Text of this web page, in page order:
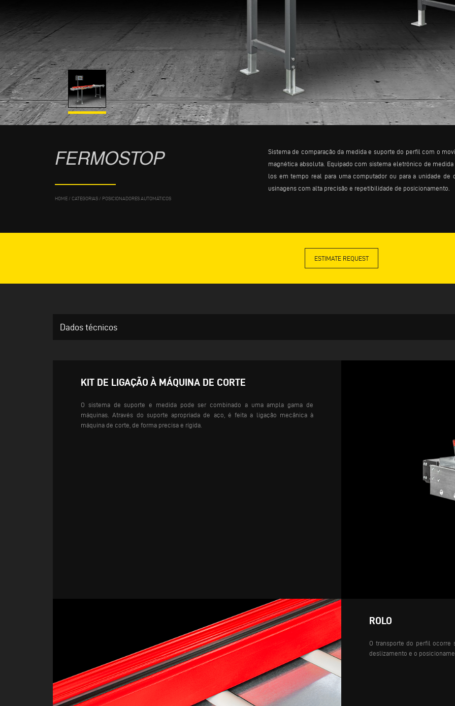
FERMOSTOP
HOME/ CATEGORIAS/ POSICIONADORES AUTOMÁTICOS
Sistema de comparação da medida e suporte do perfil com o
magnética absoluta. Equipado com sistema eletrónico de
los em tempo real para uma computador ou para a unidade
usinagens com alta precisão e repetibilidade de posicionamento.
ESTIMATE REQUEST
Dados técnicos
KIT DE LIGAÇÃO À MÁQUINA DE CORTE
O sistema de suporte e medida pode ser combinado a uma ampla gama de
máquinas. Através do suporte apropriada de aço, é feita a ligação mecânica à
máquina de corte, de forma precisa e rígida.
ROLO
O transporte do perfil ocorre
deslizamento e o